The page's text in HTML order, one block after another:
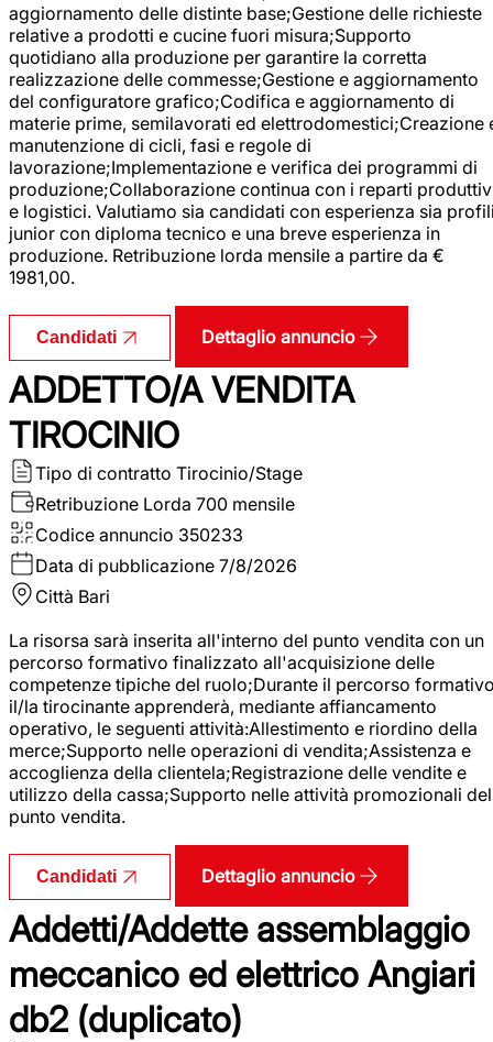
aggiornamento delle distinte base;Gestione delle richieste
relative a prodotti e cucine fuori misura;Supporto
quotidiano alla produzione per garantire la corretta
realizzazione delle commesse;Gestione e aggiornamento
del configuratore grafico;Codifica e aggiornamento di
materie prime, semilavorati ed elettrodomestici;Creazione
manutenzione di cicli, fasi e regole di
lavorazione;Implementazione e verifica dei programmi di
produzione;Collaborazione continua con i reparti
e logistici. Valutiamo sia candidati con esperienza sia
junior con diploma tecnico e una breve esperienza in
produzione. Retribuzione lorda mensile a partire da €
1981,00.
Candidati Dettaglio annuncio
ADDETTO/A VENDITA
TIROCINIO
Tipo di contratto Tirocinio/Stage
Retribuzione Lorda 700 mensile
Codice annuncio 350233
Data di pubblicazione 7/8/2026
Città Bari
La risorsa sarà inserita all'interno del punto vendita con un
percorso formativo finalizzato all'acquisizione delle
competenze tipiche del ruolo;Durante il percorso
il/la tirocinante apprenderà, mediante affiancamento
operativo, le seguenti attività:Allestimento e riordino della
merce;Supporto nelle operazioni di vendita;Assistenza e
accoglienza della clientela;Registrazione delle vendite e
utilizzo della cassa;Supporto nelle attività promozionali del
punto vendita.
Candidati Dettaglio annuncio
Addetti/Addette assemblaggio
meccanico ed elettrico Angiari
db2 (duplicato)